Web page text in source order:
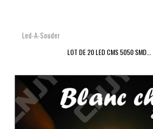
Led-A-Souder
LOT DE 20 LED CMS 5050 SMD...